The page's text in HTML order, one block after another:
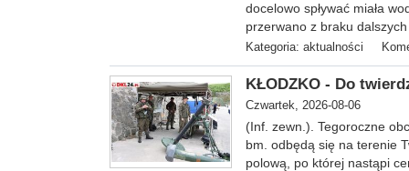
docelowo spływać miała
przerwano z braku
Kategoria: aktualności
KŁODZKO - Do
Czwartek, 2026-08-06
(Inf. zewn.). Tegoroczne
bm. odbędą się na terenie
polową, po której nastąpi